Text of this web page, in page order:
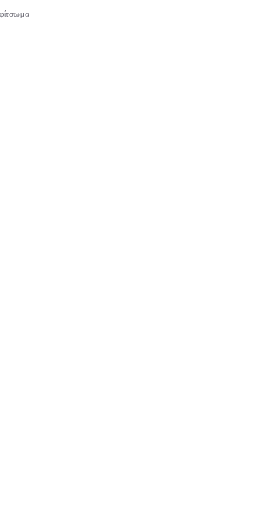
Καρφίτσωμα στο Pinterest